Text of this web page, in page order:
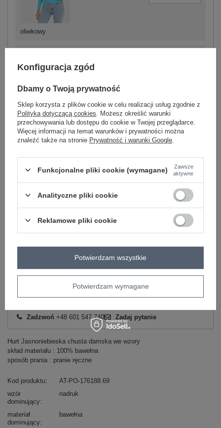
oliwkowy
pomarańczowy
One size 2016101318904
koralowy
+
Zobacz wszystkie kolory (+1)
ZALOGUJ SIĘ I ZOBACZ CENĘ
Zadzwoń +48 601 547 740 Zadaj pytanie
Hurt Jasnoniebieska chusta damska we wzory
skład materiału : 100% bawełna
sposób prania : pranie ręczne
Kod produktu
AT-PO-176188.69
wzór
dominujący
nadruk
materiał
dominujący
bawełna
Konfiguracja zgód
Dbamy o Twoją prywatność
Sklep korzysta z plików cookie w celu realizacji usług zgodnie z
Polityką dotyczącą cookies . Możesz określić warunki
przechowywania lub dostępu do cookie w Twojej przeglądarce.
Więcej informacji na temat warunków i prywatności można
znaleźć także na stronie Prywatność i warunki Google
Funkcjonalne pliki cookie (wymagane)
Zawsze
aktywne
Analityczne pliki cookie
Reklamowe pliki cookie
Potwierdzam wymagane
Potwierdzam wszystkie